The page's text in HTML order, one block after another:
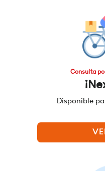
Consulta
Disponible